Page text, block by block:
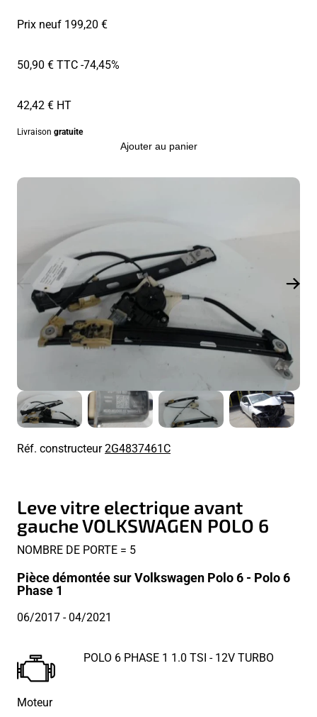
Prix neuf 199,20 €
50,90 € TTC-74,45%
42,42 € HT
Livraison gratuite
Ajouter au panier
Réf. constructeur2G4837461C
Leve vitre electrique avant
gauche VOLKSWAGEN POLO 6
NOMBRE DE PORTE = 5
Pièce démontée sur Volkswagen Polo 6 - Polo 6
Phase 1
06/2017- 04/2021
Moteur
POLO 6 PHASE 1 1.0 TSI - 12V TURBO